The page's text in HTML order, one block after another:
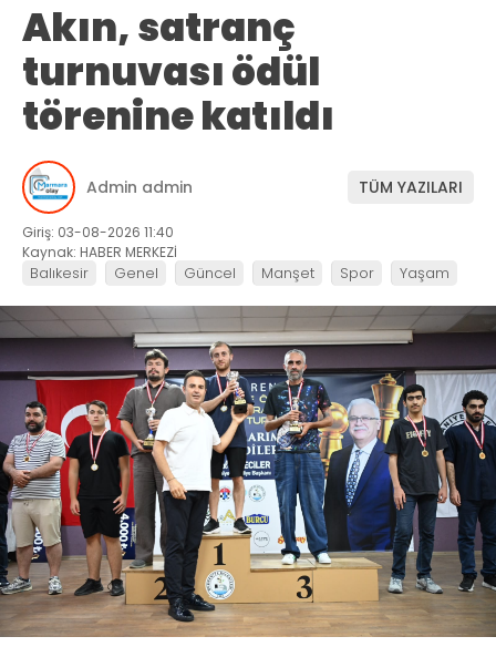
Akın, satranç
turnuvası ödül
törenine katıldı
Admin admin TÜM YAZILARI
Giriş: 03-08-2026 11:40
Kaynak: HABER MERKEZİ
Balıkesir Genel Güncel Manşet Spor Yaşam